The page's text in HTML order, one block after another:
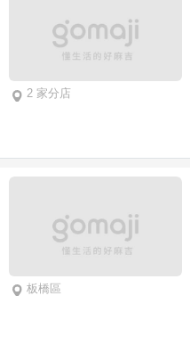
2 家分店
板橋區